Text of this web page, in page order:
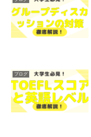
ブログ